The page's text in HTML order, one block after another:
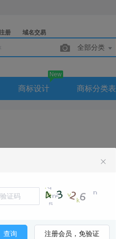
册 域名交易
全部分类
商标设计
New
商标分类表
联系QQ：
查询 注册会员，免验证